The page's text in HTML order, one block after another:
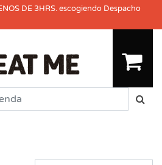
DE 3HRS. escogiendo Despacho